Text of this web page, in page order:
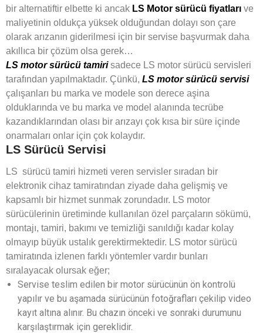
bir alternatiftir elbette ki ancak LS Motor sürücü fiyatları ve
maliyetinin oldukça yüksek olduğundan dolayı son çare
olarak arızanın giderilmesi için bir servise başvurmak daha
akıllıca bir çözüm olsa gerek…
LS motor sürücü tamirisadece LS motor sürücü servisleri
tarafından yapılmaktadır. Çünkü, LS motor sürücü servisi
çalışanları bu marka ve modele son derece aşina
olduklarında ve bu marka ve model alanında tecrübe
kazandıklarından olası bir arızayı çok kısa bir süre içinde
onarmaları onlar için çok kolaydır.
LS Sürücü Servisi
LS sürücü tamiri hizmeti veren servisler sıradan bir
elektronik cihaz tamiratından ziyade daha gelişmiş ve
kapsamlı bir hizmet sunmak zorundadır. LS motor
sürücülerinin üretiminde kullanılan özel parçaların sökümü,
montajı, tamiri, bakımı ve temizliği sanıldığı kadar kolay
olmayıp büyük ustalık gerektirmektedir. LS motor sürücü
tamiratında izlenen farklı yöntemler vardır bunları
sıralayacak olursak eğer;
Servise teslim edilen bir motor sürücünün ön kontrolü
yapılır ve bu aşamada sürücünün fotoğrafları çekilip video
kayıt altına alınır. Bu chazın önceki ve sonraki durumunu
karşılaştırmak için gereklidir.